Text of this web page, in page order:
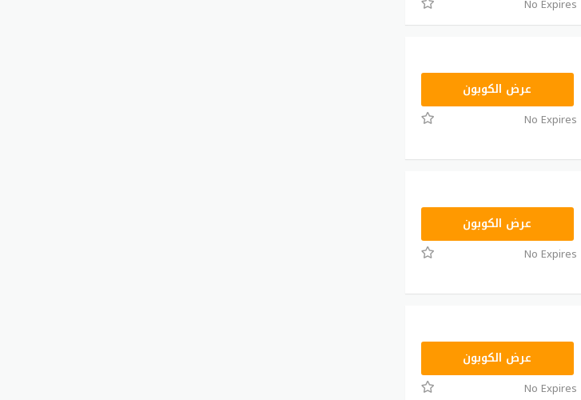
No Expires
عرض الكوبون
No Expires
عرض الكوبون
No Expires
عرض الكوبون
No Expires